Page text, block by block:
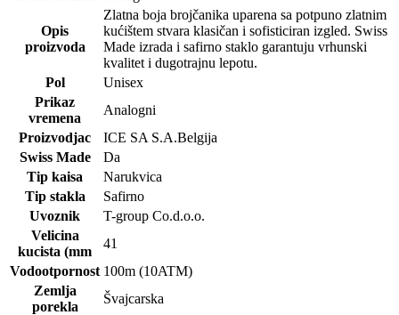
Opis
proizvoda
Zlatna boja brojčanika uparena sa potpuno zlatnim
kućištem stvara klasičan i sofisticiran izgled. Swiss
Made izrada i safirno staklo garantuju vrhunski
kvalitet i dugotrajnu lepotu.
Pol
Unisex
Prikaz
vremena
Analogni
Proizvodjac
ICE SA S.A.Belgija
Swiss Made
Da
Tip kaisa
Narukvica
Tip stakla
Safirno
Uvoznik
T-group Co.d.o.o.
Velicina
kucista (mm
41
Vodootpornost 100m (10ATM)
Zemlja
porekla
Švajcarska